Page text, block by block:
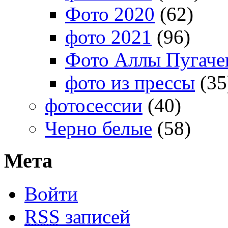
Фото 2020 (62)
фото 2021 (96)
Фото Аллы
фото из прессы
фотосессии (40)
Черно белые (58)
Мета
Войти
RSS записей